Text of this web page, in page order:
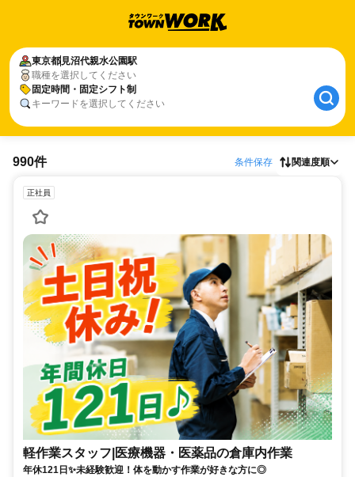
東京都 見沼代親水公園駅
職種を選択してください
固定時間・固定シフト制
キーワードを選択してください
990件 条件保存 関連度順
正社員
軽作業スタッフ|医療機器・医薬品の倉庫内作業
年休121日✨未経験歓迎！体を動かす作業が好きな方に◎